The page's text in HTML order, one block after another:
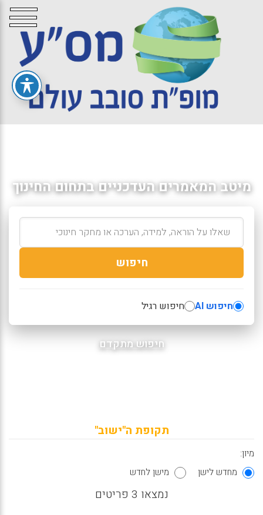
מיטב המאמרים העדכניים בתחום החינוך
חיפוש
חיפוש AI חיפוש רגיל
חיפוש מתקדם
תקופת ה"ישוב"
מיון:
מחדש לישן
מישן לחדש
נמצאו 3 פריטים